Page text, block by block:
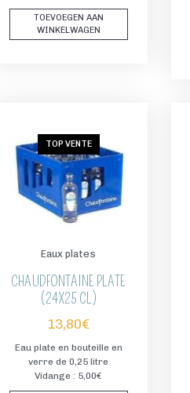
TOEVOEGEN AAN
WINKELWAGEN
TOP VENTE
Eaux plates
CHAUDFONTAINE PLATE
(24X25 CL)
13,80€
Eau plate en bouteille en
verre de 0,25 litre
Vidange : 5,00€